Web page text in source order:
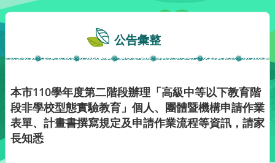
公告彙整
本市110學年度第二階段辦理「高級中等以下教育階
段非學校型態實驗教育」個人、團體暨機構申請作業
表單、計畫書撰寫規定及申請作業流程等資訊，請家
長知悉